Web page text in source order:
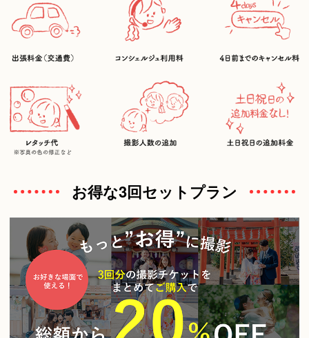
お得な3回セットプラン